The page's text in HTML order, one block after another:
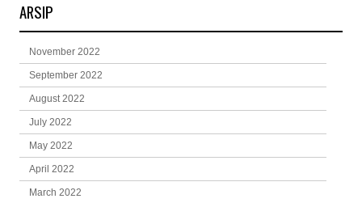
ARSIP
November 2022
September 2022
August 2022
July 2022
May 2022
April 2022
March 2022